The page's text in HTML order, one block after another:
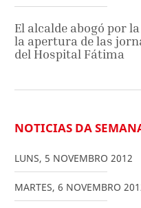
El alcalde abogó por
la apertura de las
del Hospital Fátima
NOTICIAS DA
LUNS, 5 NOVEMBRO 2012
MARTES, 6 NOVEMBRO